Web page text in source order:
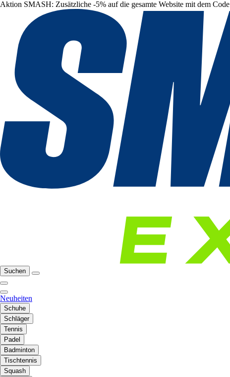
Aktion SMASH: Zusätzliche -5% auf die gesamte Website mit dem Code
Suchen
Neuheiten
Schuhe
Schläger
Tennis
Padel
Badminton
Tischtennis
Squash